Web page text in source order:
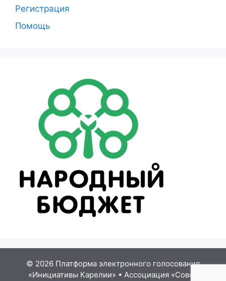
Регистрация
Помощь
© 2026 Платформа электронного голосования
«Инициативы Карелии» • Ассоциация «Совет